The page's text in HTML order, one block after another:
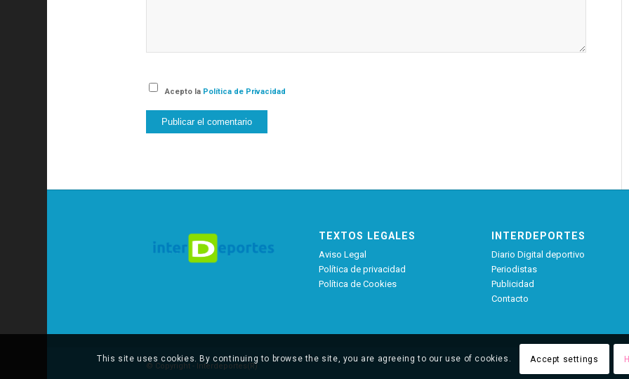
Acepto la Política de Privacidad
TEXTOS LEGALES
Aviso Legal
Política de privacidad
Política de Cookies
INTERDEPORTES
Diario Digital deportivo
Periodistas
Publicidad
Contacto
© Copyright - Interdeportes(R)
This site uses cookies. By continuing to browse the site, you are agreeing to our use of cookies. Accept settings